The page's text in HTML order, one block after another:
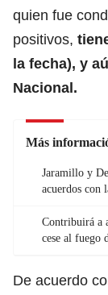
quien fue
positivos,
la fecha), y
Nacional.
Más
Jaramillo y
acuerdos con
Contribuirá a
cese al fuego
De acuerdo